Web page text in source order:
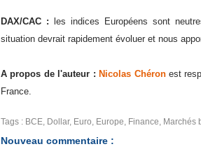
DAX/CAC : les indices Européens sont
situation devrait rapidement évoluer et nous
A propos de l'auteur : Nicolas Chéronest
France.
Tags : BCE, Dollar, Euro, Europe, Finance, Marchés
Nouveau commentaire :